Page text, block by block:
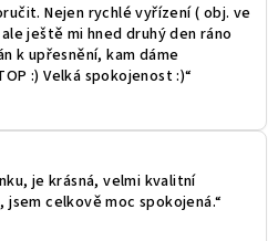
Nejen rychlé vyřízení ( obj. ve
ještě mi hned druhý den ráno
k upřesnění, kam dáme
:) Velká spokojenost :)“
je krásná, velmi kvalitní
jsem celkově moc spokojená.“